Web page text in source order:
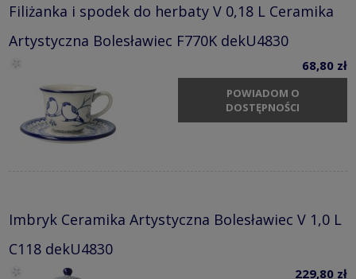
Filiżanka i spodek do herbaty V 0,18 L Ceramika
Artystyczna Bolesławiec F770K dekU4830
68,80 zł
POWIADOM O
DOSTĘPNOŚCI
Imbryk Ceramika Artystyczna Bolesławiec V 1,0 L
C118 dekU4830
229,80 zł